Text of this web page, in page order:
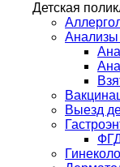
Детская
Анализы
Выезд